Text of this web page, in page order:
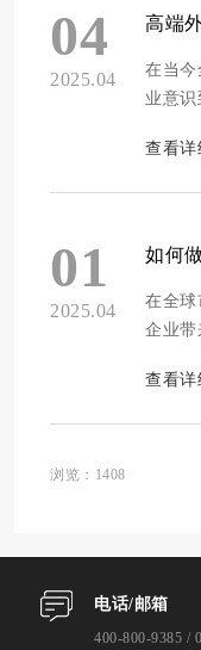
的转
网站
运用
04
2025.04
在当今
业意
来说，
延伸
寻找合
呢
查看详
01
2025.04
如何
在全球
企业带
站至关
查看详
浏览：1408
电话/邮箱
400-800-9385 /